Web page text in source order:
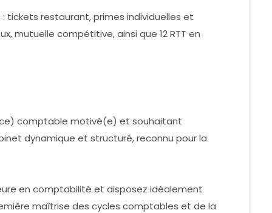
restaurant, primes individuelles et
mutuelle compétitive, ainsi que 12 RTT en
comptable motivé(e) et souhaitant
dynamique et structuré, reconnu pour la
en comptabilité et disposez idéalement
maîtrise des cycles comptables et de la